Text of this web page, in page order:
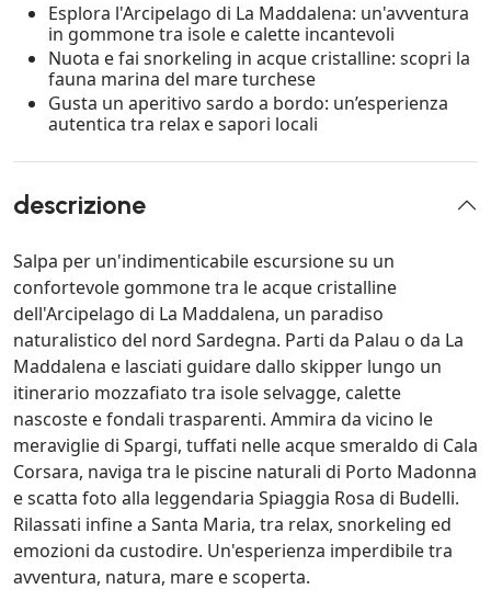
Esplora l'Arcipelago di La Maddalena: un'avventura
in gommone tra isole e calette incantevoli
Nuota e fai snorkeling in acque cristalline: scopri la
fauna marina del mare turchese
Gusta un aperitivo sardo a bordo: un’esperienza
autentica tra relax e sapori locali
descrizione
Salpa per un'indimenticabile escursione su un
confortevole gommone tra le acque cristalline
dell'Arcipelago di La Maddalena, un paradiso
naturalistico del nord Sardegna. Parti da Palau o da La
Maddalena e lasciati guidare dallo skipper lungo un
itinerario mozzafiato tra isole selvagge, calette
nascoste e fondali trasparenti. Ammira da vicino le
meraviglie di Spargi, tuffati nelle acque smeraldo di Cala
Corsara, naviga tra le piscine naturali di Porto Madonna
e scatta foto alla leggendaria Spiaggia Rosa di Budelli.
Rilassati infine a Santa Maria, tra relax, snorkeling ed
emozioni da custodire. Un'esperienza imperdibile tra
avventura, natura, mare e scoperta.